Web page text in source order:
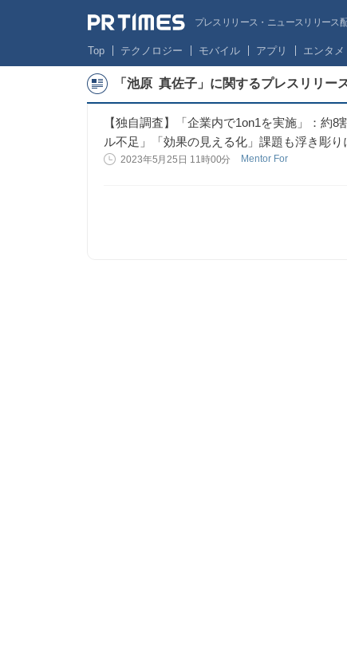
プレスリリース・ニュースリリース
Top テクノロジー モバイル アプリ エンタメ
「池原 真佐子」に関するプレスリリー
【独自調査】「企業内で1on1を実施」：
ル不足」「効果の見える化」課題も浮き彫り
2023年5月25日 11時00分 Mentor For